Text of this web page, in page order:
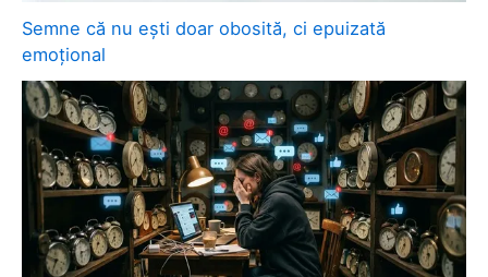
Semne că nu ești doar obosită, ci epuizată
emoțional